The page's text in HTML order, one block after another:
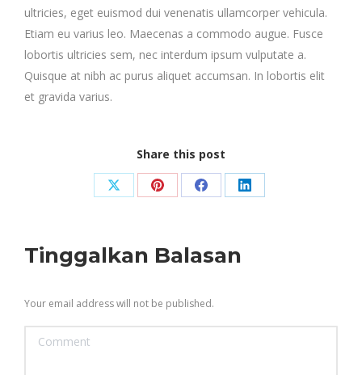
ultricies, eget euismod dui venenatis ullamcorper vehicula.
Etiam eu varius leo. Maecenas a commodo augue. Fusce
lobortis ultricies sem, nec interdum ipsum vulputate a.
Quisque at nibh ac purus aliquet accumsan. In lobortis elit
et gravida varius.
Share this post
Share Share
Pinterest
Share Share
Tinggalkan Balasan
Your email address will not be published.
Comment